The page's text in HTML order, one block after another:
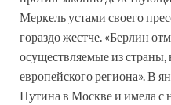
Меркель устами своего
гораздо жестче. «Берлин
осуществляемые из страны,
европейского региона». В
Путина в Москве и имела с